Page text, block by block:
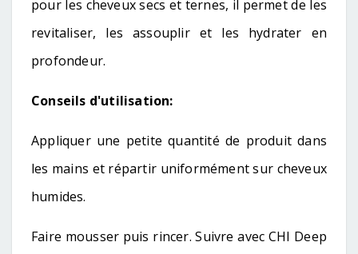
pour les cheveux secs et ternes, il permet de les
revitaliser, les assouplir et les hydrater en
profondeur.
Conseils d'utilisation:
Appliquer une petite quantité de produit dans
les mains et répartir uniformément sur cheveux
humides.
Faire mousser puis rincer. Suivre avec CHI Deep